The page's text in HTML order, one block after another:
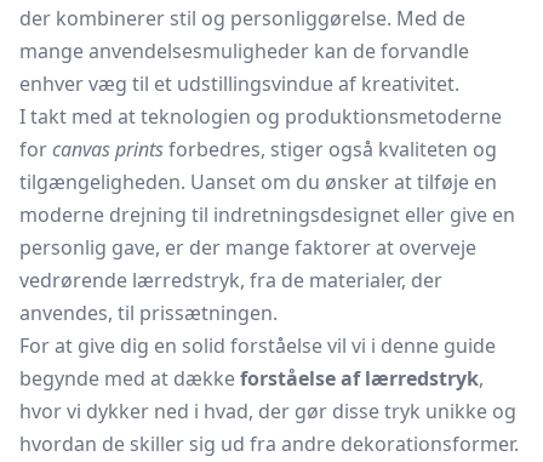
der kombinerer stil og personliggørelse. Med de
mange anvendelsesmuligheder kan de forvandle
enhver væg til et udstillingsvindue af kreativitet.
I takt med at teknologien og produktionsmetoderne
forcanvas printsforbedres, stiger også kvaliteten og
tilgængeligheden. Uanset om du ønsker at tilføje en
moderne drejning til indretningsdesignet eller give en
personlig gave, er der mange faktorer at overveje
vedrørende lærredstryk, fra de materialer, der
anvendes, til prissætningen.
For at give dig en solid forståelse vil vi i denne guide
begynde med at dækkeforståelse af lærredstryk,
hvor vi dykker ned i hvad, der gør disse tryk unikke og
hvordan de skiller sig ud fra andre dekorationsformer.